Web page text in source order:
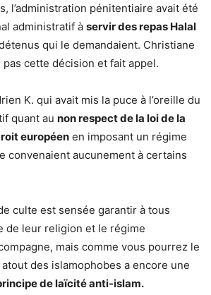
l’administration pénitentiaire avait été
administratif à servir des repas Halal
qui le demandaient. Christiane
pas cette décision et fait appel.
K. qui avait mis la puce à l’oreille du
quant au non respect de la loi de la
européen en imposant un régime
convenaient aucunement à certains
culte est sensée garantir à tous
de leur religion et le régime
mais comme vous pourrez le
des islamophobes a encore une
de laïcité anti-islam.